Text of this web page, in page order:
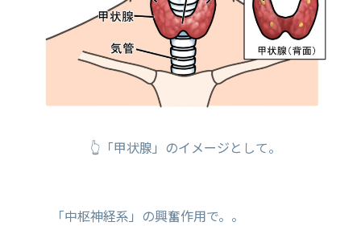
👆「甲状腺」のイメージとして。
「中枢神経系」の興奮作用で。。